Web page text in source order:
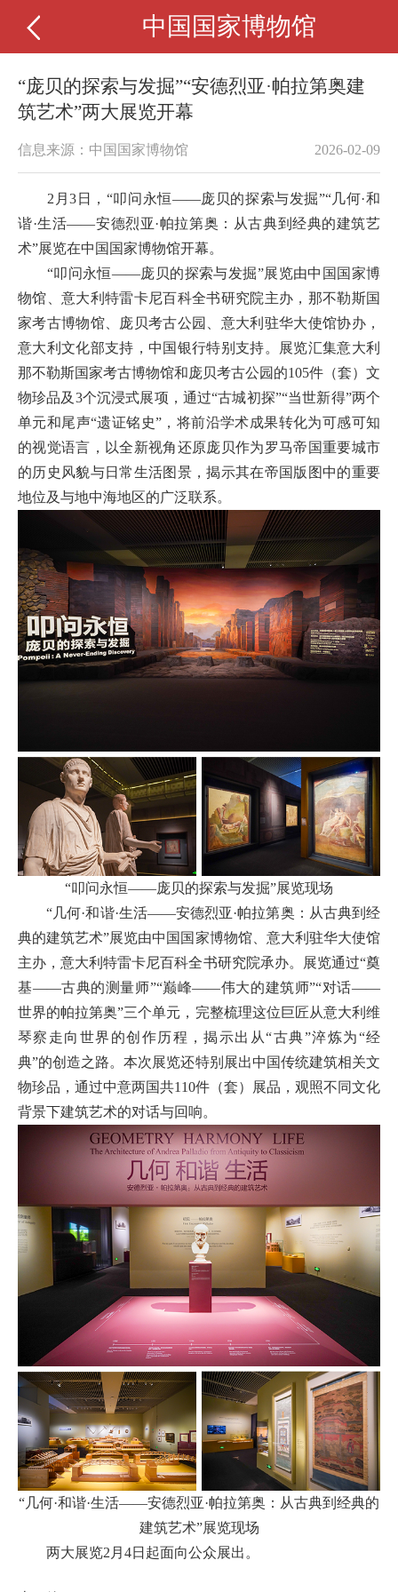
中国国家博物馆
“庞贝的探索与发掘”“安德烈亚·帕拉第奥建
筑艺术”两大展览开幕
信息来源：中国国家博物馆 2026-02-09
2月3日，“叩问永恒——庞贝的探索与发掘”“几何·和
谐·生活——安德烈亚·帕拉第奥：从古典到经典的建筑艺
术”展览在中国国家博物馆开幕。
“叩问永恒——庞贝的探索与发掘”展览由中国国家博
物馆、意大利特雷卡尼百科全书研究院主办，那不勒斯国
家考古博物馆、庞贝考古公园、意大利驻华大使馆协办，
意大利文化部支持，中国银行特别支持。展览汇集意大利
那不勒斯国家考古博物馆和庞贝考古公园的105件（套）文
物珍品及3个沉浸式展项，通过“古城初探”“当世新得”两个
单元和尾声“遗证铭史”，将前沿学术成果转化为可感可知
的视觉语言，以全新视角还原庞贝作为罗马帝国重要城市
的历史风貌与日常生活图景，揭示其在帝国版图中的重要
地位及与地中海地区的广泛联系。
“叩问永恒——庞贝的探索与发掘”展览现场
“几何·和谐·生活——安德烈亚·帕拉第奥：从古典到经
典的建筑艺术”展览由中国国家博物馆、意大利驻华大使馆
主办，意大利特雷卡尼百科全书研究院承办。展览通过“奠
基——古典的测量师”“巅峰——伟大的建筑师”“对话——
世界的帕拉第奥”三个单元，完整梳理这位巨匠从意大利维
琴察走向世界的创作历程，揭示出从“古典”淬炼为“经
典”的创造之路。本次展览还特别展出中国传统建筑相关文
物珍品，通过中意两国共110件（套）展品，观照不同文化
背景下建筑艺术的对话与回响。
“几何·和谐·生活——安德烈亚·帕拉第奥：从古典到经典的
建筑艺术”展览现场
两大展览2月4日起面向公众展出。